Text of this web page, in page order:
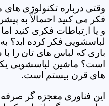
وقتی درباره تکنولوژی های
فکر می کنید احتمالاً به
و یا ارتباطات فکری کنید
لباسشویی فکر کرده اید؟
باری که لباس های تان را
است؟ ماشین لباسشویی
های قرن بیستم است.
این فناوری معجزه گر صرفه